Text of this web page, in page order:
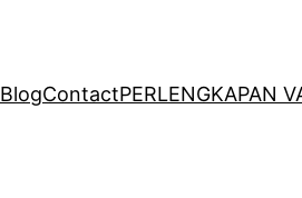
BlogContactPERLENGKAPAN